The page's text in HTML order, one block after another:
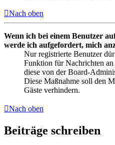
Nach oben
Wenn ich bei einem Benutzer
werde ich aufgefordert, mich
Nur registrierte Benutzer
Funktion für Nachrichten
diese von der Board-
Diese Maßnahme soll den
Gäste verhindern.
Nach oben
Beiträge schreiben